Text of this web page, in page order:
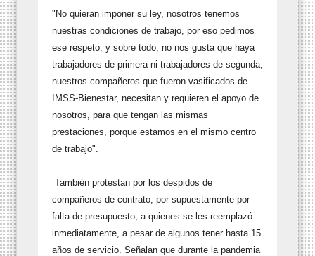
"No quieran imponer su ley, nosotros tenemos
nuestras condiciones de trabajo, por eso pedimos
ese respeto, y sobre todo, no nos gusta que haya
trabajadores de primera ni trabajadores de segunda,
nuestros compañeros que fueron vasificados de
IMSS-Bienestar, necesitan y requieren el apoyo de
nosotros, para que tengan las mismas
prestaciones, porque estamos en el mismo centro
de trabajo".
También protestan por los despidos de
compañeros de contrato, por supuestamente por
falta de presupuesto, a quienes se les reemplazó
inmediatamente, a pesar de algunos tener hasta 15
años de servicio. Señalan que durante la pandemia